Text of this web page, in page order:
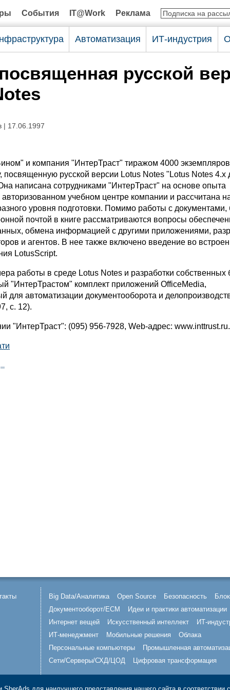
События IT@Work Реклама
Автоматизация ИТ-индустрия
русской
| 17.06.1997
и компания "ИнтерТраст" тиражом 4000 экземпляров
посвященную русской версии Lotus Notes "Lotus Notes 4.х
написана сотрудниками "ИнтерТраст" на основе опыта
учебном центре компании и рассчитана
уровня подготовки. Помимо работы с документами,
почтой в книге рассматриваются вопросы
обмена информацией с другими приложениями,
и агентов. В нее также включено введение во
LotusScript.
работы в среде Lotus Notes и разработки собственных
"ИнтерТрастом" комплект приложений OfficeMedia,
для автоматизации документооборота и
с. 12).
"ИнтерТраст": (095) 956-7928, Web-адрес: www.inttrust.ru.
Big Data/Аналитика Open Source Безопасность
Документооборот/ECM
Идеи и практики автоматизации
Интернет вещей
Искусственный интеллект
ИТ-
ИТ-менеджмент
Мобильные решения
Облака
Персональные компьютеры
Промышленная
Сети/Серверы/СХД/ЦОД
Цифровая трансформация